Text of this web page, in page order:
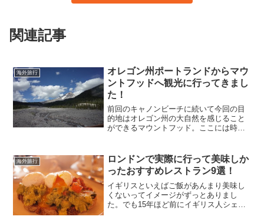
関連記事
海外旅行
オレゴン州ポートランドからマウ
ントフッドへ観光に行ってきまし
た！
前回のキャノンビーチに続いて今回の目
的地はオレゴン州の大自然を感じること
ができるマウントフッド。ここには時間
ンが行われていたので申し込みました。
運がよかったです。ポ...
海外旅行
ロンドンで実際に行って美味しか
ったおすすめレストラン9選！
イギリスといえばご飯があんまり美味し
くないってイメージがずっとありまし
た。でも15年ほど前にイギリス人シェフ